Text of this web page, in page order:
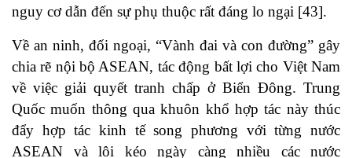
nguy cơ dẫn đến sự phụ thuộc rất đáng lo ngại [43].
Về an ninh, đối ngoại, “Vành đai và con đường” gây
chia rẽ nội bộ ASEAN, tác động bất lợi cho Việt Nam
về việc giải quyết tranh chấp ở Biển Đông. Trung
Quốc muốn thông qua khuôn khổ hợp tác này thúc
đẩy hợp tác kinh tế song phương với từng nước
ASEAN và lôi kéo ngày càng nhiều các nước